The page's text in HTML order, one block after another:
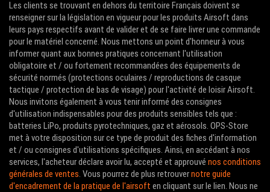
Les clients se trouvant en dehors du territoire Français doivent se
renseigner sur la législation en vigueur pour les produits Airsoft dans
leurs pays respectifs avant de valider et de se faire livrer une commande
pour le matériel concerné. Nous mettons un point d'honneur à vous
informer quant aux bonnes pratiques concernant l'utilisation
obligatoire et / ou fortement recommandées des équipements de
sécurité normés (protections oculaires / reproductions de casque
tactique / protection de bas de visage) pour l'activité de loisir Airsoft.
Nous invitons également à vous tenir informé des consignes
d'utilisation indispensables pour des produits sensibles tels que :
batteries LiPo, produits pyrotechniques, gaz et aérosols. OPS-Store
met à votre disposition sur ce type de produit des fiches d'information
et / ou consignes d'utilisations spécifiques. Ainsi, en accédant à nos
services, l'acheteur déclare avoir lu, accepté et approuvé nos conditions
générales de ventes. Vous pourrez de plus retrouvernotre guide
d'encadrement de la pratique de l'airsoft en cliquant sur le lien. Nous ne